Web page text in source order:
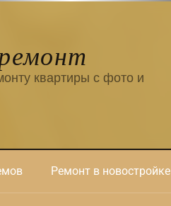
квартиры с фото и
Ремонт в новостройке